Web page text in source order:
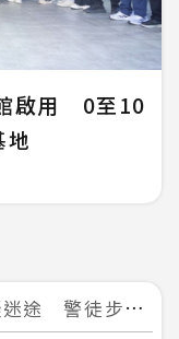
啟用 0至10
地
米急尋救回一命